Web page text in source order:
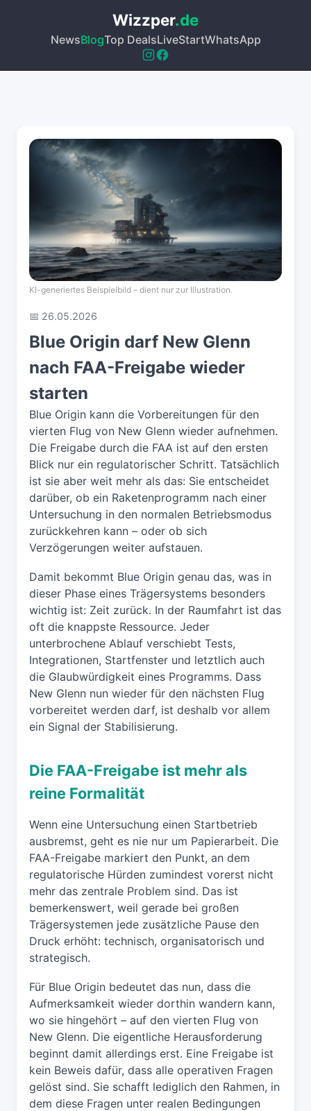
Wizzper.de
NewsBlogTop DealsLiveStartWhatsApp
KI-generiertes Beispielbild – dient nur zur Illustration.
📅 26.05.2026
Blue Origin darf New Glenn
nach FAA-Freigabe wieder
starten
Blue Origin kann die Vorbereitungen für den
vierten Flug von New Glenn wieder aufnehmen.
Die Freigabe durch die FAA ist auf den ersten
Blick nur ein regulatorischer Schritt. Tatsächlich
ist sie aber weit mehr als das: Sie entscheidet
darüber, ob ein Raketenprogramm nach einer
Untersuchung in den normalen Betriebsmodus
zurückkehren kann – oder ob sich
Verzögerungen weiter aufstauen.
Damit bekommt Blue Origin genau das, was in
dieser Phase eines Trägersystems besonders
wichtig ist: Zeit zurück. In der Raumfahrt ist das
oft die knappste Ressource. Jeder
unterbrochene Ablauf verschiebt Tests,
Integrationen, Startfenster und letztlich auch
die Glaubwürdigkeit eines Programms. Dass
New Glenn nun wieder für den nächsten Flug
vorbereitet werden darf, ist deshalb vor allem
ein Signal der Stabilisierung.
Die FAA-Freigabe ist mehr als
reine Formalität
Wenn eine Untersuchung einen Startbetrieb
ausbremst, geht es nie nur um Papierarbeit. Die
FAA-Freigabe markiert den Punkt, an dem
regulatorische Hürden zumindest vorerst nicht
mehr das zentrale Problem sind. Das ist
bemerkenswert, weil gerade bei großen
Trägersystemen jede zusätzliche Pause den
Druck erhöht: technisch, organisatorisch und
strategisch.
Für Blue Origin bedeutet das nun, dass die
Aufmerksamkeit wieder dorthin wandern kann,
wo sie hingehört – auf den vierten Flug von
New Glenn. Die eigentliche Herausforderung
beginnt damit allerdings erst. Eine Freigabe ist
kein Beweis dafür, dass alle operativen Fragen
gelöst sind. Sie schafft lediglich den Rahmen, in
dem diese Fragen unter realen Bedingungen